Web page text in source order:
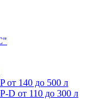
от 140 до 500 л
D от 110 до 300 л